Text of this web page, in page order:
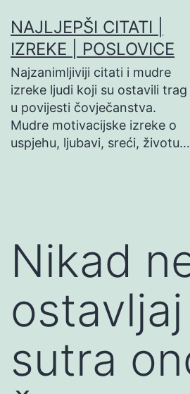
na
sadržaj
NAJLJEPŠI CITATI |
IZREKE | POSLOVICE
Najzanimljiviji citati i mudre
izreke ljudi koji su ostavili trag
u povijesti čovječanstva.
Mudre motivacijske izreke o
uspjehu, ljubavi, sreći, životu…
Nikad
sutra